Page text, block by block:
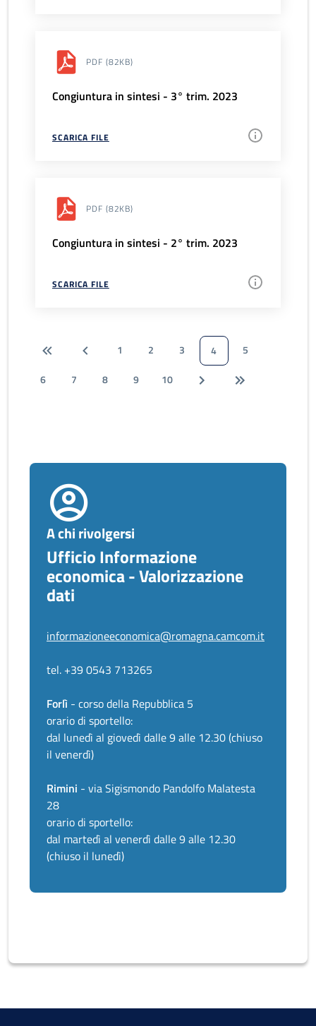
PDF (82KB)
Congiuntura in sintesi - 3° trim. 2023
SCARICA FILE
PDF (82KB)
Congiuntura in sintesi - 2° trim. 2023
SCARICA FILE
1 2 3 4
5
6
7 8 9 10
A chi rivolgersi
Ufficio Informazione
economica - Valorizzazione
dati
informazioneeconomica@romagna.camcom.it
tel. +39 0543 713265
Forlì - corso della Repubblica 5
orario di sportello:
dal lunedì al giovedì dalle 9 alle 12.30 (chiuso
il venerdì)
Rimini - via Sigismondo Pandolfo Malatesta
28
orario di sportello:
dal martedì al venerdì dalle 9 alle 12.30
(chiuso il lunedì)